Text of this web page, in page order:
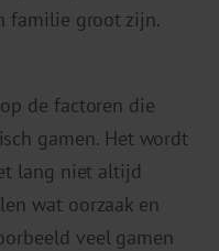
familie groot zijn.
de factoren die
gamen. Het wordt
lang niet altijd
wat oorzaak en
veel gamen